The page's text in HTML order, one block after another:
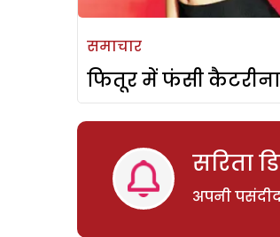
समाचार
फितूर में फंसी कैटरीना
सरिता
अपनी